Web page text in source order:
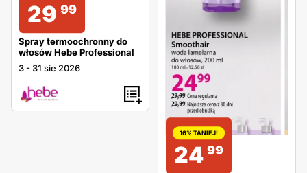
29 99
Spray termoochronny do
włosów Hebe Professional
3 - 31 sie 2026
16% TANIEJ!
24 99